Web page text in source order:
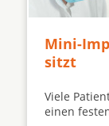
Mini-
sitzt
Viele
einen